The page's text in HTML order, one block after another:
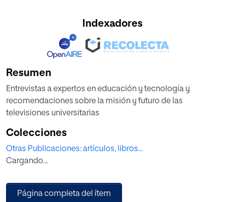
Indexadores
Resumen
Entrevistas a expertos en educación y tecnología y
recomendaciones sobre la misión y futuro de las
televisiones universitarias
Colecciones
Otras Publicaciones: artículos, libros...
Cargando...
Página completa del ítem